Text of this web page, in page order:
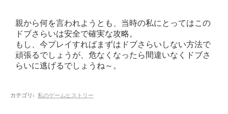
親から何を言われようとも、当時の私にとってはこの
ドブさらいは安全で確実な攻略。
もし、今プレイすればまずはドブさらいしない方法で
頑張るでしょうが、危なくなったら間違いなくドブさ
らいに逃げるでしょうね～。
カテゴリ : 私のゲームヒストリー